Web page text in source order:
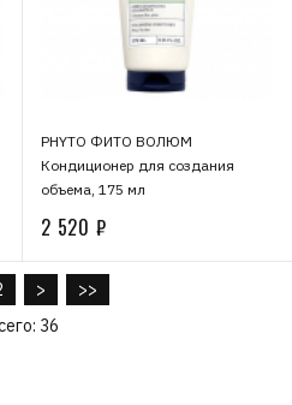
PHYTO ФИТО ВОЛЮМ
Кондиционер для создания
объема, 175 мл
2 520 ₽
>
>>
36